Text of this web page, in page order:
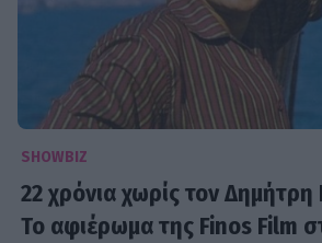
SHOWBIZ
22 χρόνια χωρίς τον
Το αφιέρωμα της Finos Film